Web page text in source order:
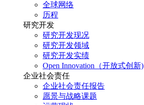
全球网络
历程
研究开发
研究开发现况
研究开发领域
研究开发实绩
Open Innovation（开放式创新)
企业社会责任
企业社会责任报告
愿景与战略课题